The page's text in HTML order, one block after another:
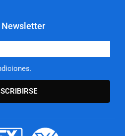
Newsletter